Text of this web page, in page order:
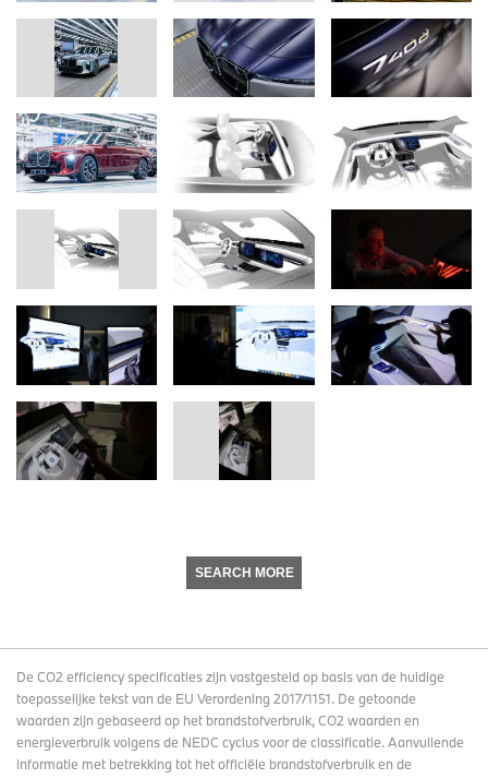
SEARCH MORE
De CO2 efficiency specificaties zijn vastgesteld op basis van de huidige
toepasselijke tekst van de EU Verordening 2017/1151. De getoonde
waarden zijn gebaseerd op het brandstofverbruik, CO2 waarden en
energieverbruik volgens de NEDC cyclus voor de classificatie. Aanvullende
informatie met betrekking tot het officiële brandstofverbruik en de